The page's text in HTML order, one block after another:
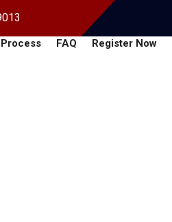
Process FAQ Register Now